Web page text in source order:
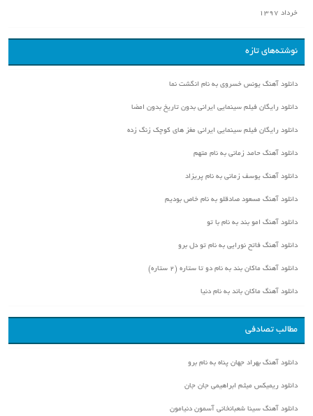
خرداد ۱۳۹۷
نوشته‌های تازه
دانلود آهنگ یونس خسروی به نام انگشت نما
دانلود رایگان فیلم سینمایی ایرانی بدون تاریخ بدون امضا
دانلود رایگان فیلم سینمایی ایرانی مغز های کوچک زنگ زده
دانلود آهنگ حامد زمانی به نام متهم
دانلود آهنگ یوسف زمانی به نام پریزاد
دانلود آهنگ مسعود صادقلو به نام خاص بودیم
دانلود آهنگ امو بند به نام با تو
دانلود آهنگ فاتح نورایی به نام تو دل برو
دانلود آهنگ ماکان بند به نام دو تا ستاره (۲ ستاره)
دانلود آهنگ ماکان باند به نام دنیا
مطالب تصادفی
دانلود آهنگ بهراد جهان پناه به نام برو
دانلود ریمیکس میثم ابراهیمی جان جان
دانلود آهنگ سینا شعبانخانی آسمون دنیامون